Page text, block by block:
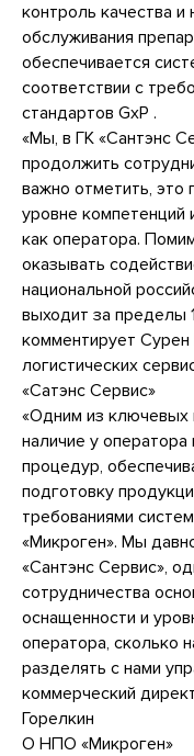
контроль качества
обслуживания
обеспечивается
соответствии с
стандартов GxP .
«Мы, в ГК «Сантэнс
продолжить
важно отметить, это
уровне компетенций
как оператора.
оказывать
национальной
выходит за пределы
комментирует Сурен
логистических
«Сатэнс Сервис»
«Одним из ключевых
наличие у
процедур,
подготовку
требованиями
«Микроген». Мы
«Сантэнс Сервис»,
сотрудничества
оснащенности и
оператора, сколько
разделять с нами
коммерческий
Горелкин
О НПО «Микроген»